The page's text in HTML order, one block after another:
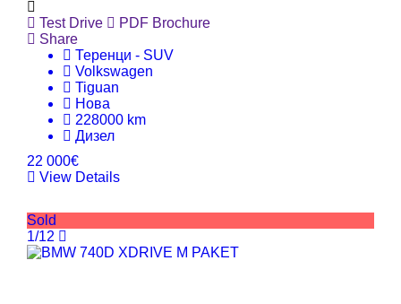
Test Drive
PDF Brochure
Share
Теренци - SUV
Volkswagen
Tiguan
Нова
228000 km
Дизел
22 000€
View Details
Sold
1/12